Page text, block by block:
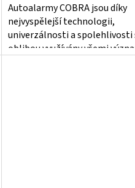
Autoalarmy COBRA jsou díky
nejvyspělejší technologii,
univerzálnosti a spolehlivosti
oblibou využívány všemi